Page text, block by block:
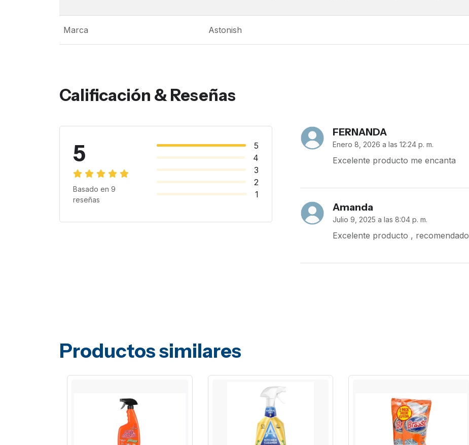
Marca Astonish
Calificación & Reseñas
5
Basado en 9
reseñas
5
4
3
2
1
FERNANDA
Enero 8, 2026 a las 12:24 p. m.
Excelente producto me encanta
Amanda
Julio 9, 2025 a las 8:04 p. m.
Excelente producto , recomendado
Productos similares